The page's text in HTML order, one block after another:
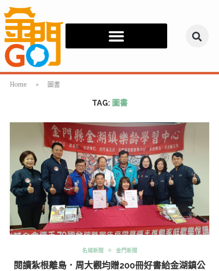
Home » 圖書
TAG: 圖書
名城新聞 金門新聞
閱讀紮根離島．周大觀均贈200冊好書給金湖鎮公